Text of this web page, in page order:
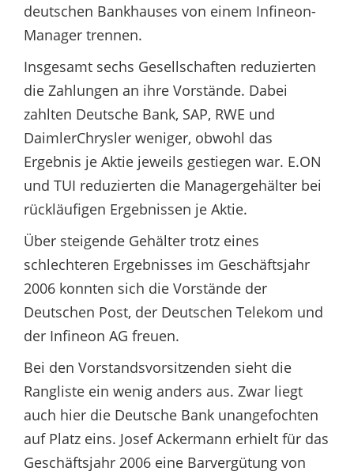
deutschen Bankhauses von einem Infineon-
Manager trennen.
Insgesamt sechs Gesellschaften reduzierten
die Zahlungen an ihre Vorstände. Dabei
zahlten Deutsche Bank, SAP, RWE und
DaimlerChrysler weniger, obwohl das
Ergebnis je Aktie jeweils gestiegen war. E.ON
und TUI reduzierten die Managergehälter bei
rückläufigen Ergebnissen je Aktie.
Über steigende Gehälter trotz eines
schlechteren Ergebnisses im Geschäftsjahr
2006 konnten sich die Vorstände der
Deutschen Post, der Deutschen Telekom und
der Infineon AG freuen.
Bei den Vorstandsvorsitzenden sieht die
Rangliste ein wenig anders aus. Zwar liegt
auch hier die Deutsche Bank unangefochten
auf Platz eins. Josef Ackermann erhielt für das
Geschäftsjahr 2006 eine Barvergütung von